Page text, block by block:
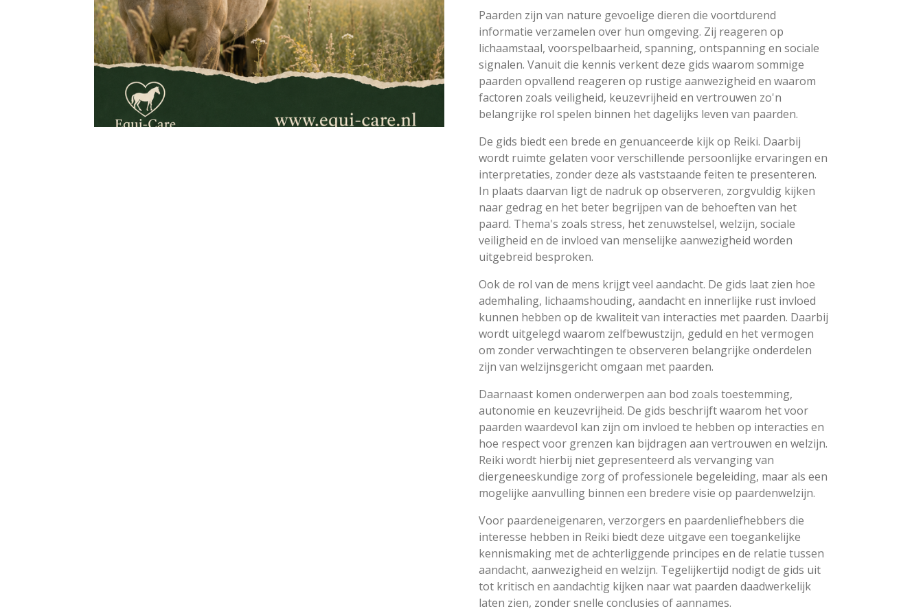
Paarden zijn van nature gevoelige dieren die voortdurend
informatie verzamelen over hun omgeving. Zij reageren op
lichaamstaal, voorspelbaarheid, spanning, ontspanning en sociale
signalen. Vanuit die kennis verkent deze gids waarom sommige
paarden opvallend reageren op rustige aanwezigheid en waarom
factoren zoals veiligheid, keuzevrijheid en vertrouwen zo'n
belangrijke rol spelen binnen het dagelijks leven van paarden.
De gids biedt een brede en genuanceerde kijk op Reiki. Daarbij
wordt ruimte gelaten voor verschillende persoonlijke ervaringen en
interpretaties, zonder deze als vaststaande feiten te presenteren.
In plaats daarvan ligt de nadruk op observeren, zorgvuldig kijken
naar gedrag en het beter begrijpen van de behoeften van het
paard. Thema's zoals stress, het zenuwstelsel, welzijn, sociale
veiligheid en de invloed van menselijke aanwezigheid worden
uitgebreid besproken.
Ook de rol van de mens krijgt veel aandacht. De gids laat zien hoe
ademhaling, lichaamshouding, aandacht en innerlijke rust invloed
kunnen hebben op de kwaliteit van interacties met paarden. Daarbij
wordt uitgelegd waarom zelfbewustzijn, geduld en het vermogen
om zonder verwachtingen te observeren belangrijke onderdelen
zijn van welzijnsgericht omgaan met paarden.
Daarnaast komen onderwerpen aan bod zoals toestemming,
autonomie en keuzevrijheid. De gids beschrijft waarom het voor
paarden waardevol kan zijn om invloed te hebben op interacties en
hoe respect voor grenzen kan bijdragen aan vertrouwen en welzijn.
Reiki wordt hierbij niet gepresenteerd als vervanging van
diergeneeskundige zorg of professionele begeleiding, maar als een
mogelijke aanvulling binnen een bredere visie op paardenwelzijn.
Voor paardeneigenaren, verzorgers en paardenliefhebbers die
interesse hebben in Reiki biedt deze uitgave een toegankelijke
kennismaking met de achterliggende principes en de relatie tussen
aandacht, aanwezigheid en welzijn. Tegelijkertijd nodigt de gids uit
tot kritisch en aandachtig kijken naar wat paarden daadwerkelijk
laten zien, zonder snelle conclusies of aannames.